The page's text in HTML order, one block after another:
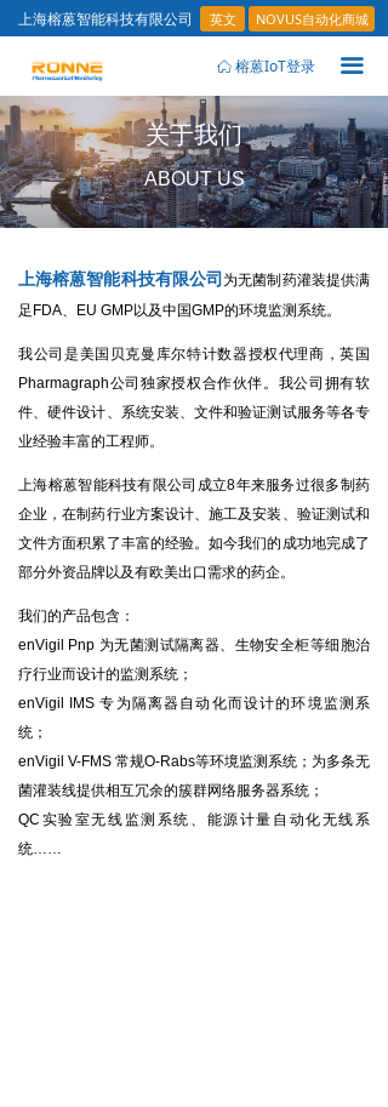
끀
ꀇ 榕蒽IoT登录
上海榕蒽智能科技有限公司 NOVUS自动化商城
英文
关于我们
ABOUT US
上海榕蒽智能科技有限公司 为无菌制药灌装提供满
足FDA、EU GMP以及中国GMP的环境监测系统。
我公司是美国贝克曼库尔特计数器授权代理商，英国
Pharmagraph公司独家授权合作伙伴。我公司拥有软
件、硬件设计、系统安装、文件和验证测试服务等各专
业经验丰富的工程师。
上海榕蒽智能科技有限公司成立8年来服务过很多制药
企业，在制药行业方案设计、施工及安装、验证测试和
文件方面积累了丰富的经验。如今我们的成功地完成了
部分外资品牌以及有欧美出口需求的药企。
我们的产品包含：
enVigil Pnp 为无菌测试隔离器、生物安全柜等细胞治
疗行业而设计的监测系统；
enVigil IMS 专为隔离器自动化而设计的环境监测系
统；
enVigil V-FMS 常规O-Rabs等环境监测系统；为多条无
菌灌装线提供相互冗余的簇群网络服务器系统；
QC实验室无线监测系统、能源计量自动化无线系
统……